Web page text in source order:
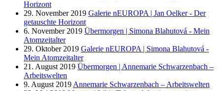
Horizont
29. November 2019 Galerie nEUROPA | Jan Oelker - Der
getauschte Horizont
6. November 2019 Übermorgen | Simona Blahutová - Mein
Atomzeitalter
29. Oktober 2019 Galerie nEUROPA | Simona Blahutová -
Mein Atomzeitalter
21. August 2019 Übermorgen | Annemarie Schwarzenbach –
Arbeitswelten
9. August 2019Annemarie Schwarzenbach – Arbeitswelten